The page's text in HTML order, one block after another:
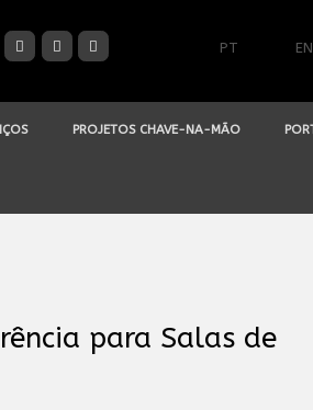
PT EN
PROJETOS CHAVE-NA-MÃO
para Salas de